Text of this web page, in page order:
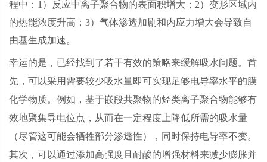
程中： 1 ）反应中离子聚合物的表面积增大； 2）变形区域内
的热能浓度升高； 3）气体渗透加剧和内应力增大会导致自
由基生成加速。
幸运的是，已经找到了若干有效的策略来缓解吸水问题。首
先，可以采用需要较少吸水量即可实现足够电导率水平的膜
化学物质。例如，基于嵌段共聚物的烃类离子聚合物能够有
效地聚集导电位点，从而在一定程度上降低所需的吸水量
（尽管这可能会牺牲部分渗透性），同时保持电导率不变。
其次，可以通过添加高强度且耐酸的增强材料来减少膨胀并